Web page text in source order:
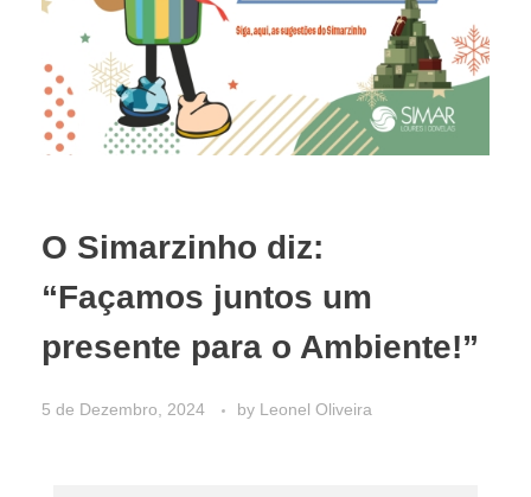
O Simarzinho diz:
“Façamos juntos um
presente para o Ambiente!”
5 de Dezembro, 2024 by Leonel Oliveira